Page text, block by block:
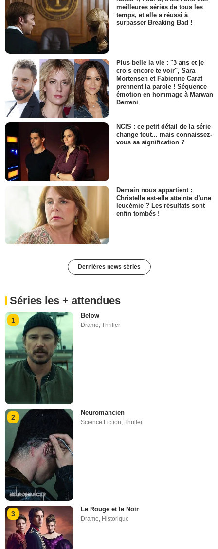
meilleures séries de tous les
temps, et elle a réussi à
surpasser Breaking Bad !
Plus belle la vie : "3 ans et je
crois encore te voir", Sara
Mortensen et Fabienne Carat
prennent la parole ! Séquence
émotion en hommage à Marwan
Berreni
NCIS : ce petit détail de la série
change tout... mais connaissez-
vous sa signification ?
Demain nous appartient :
Christelle est-elle atteinte d’une
leucémie ? Les résultats sont
enfin tombés !
Dernières news séries
Séries les + attendues
1
Below
Drame,Thriller
2
Neuromancien
Science Fiction ,Thriller
3
Le Rouge et le Noir
Drame, Historique